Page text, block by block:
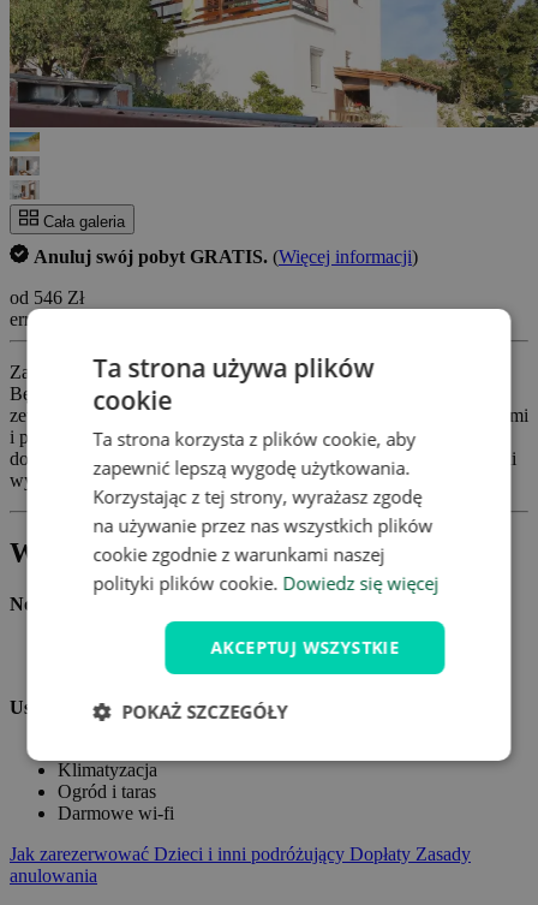
Cała galeria
Anuluj swój pobyt GRATIS. (Więcej informacji)
od 546 Zł
errors_loading_failed
Zapraszamy na przyjemne wakacje w apartamentach Bačić.
Będziesz zaledwie kilka kroków od plaży, a dzięki ogrodowi i
zewnętrznemu tarasowi możesz cieszyć się imponującymi widokami
i piękną otaczającą przyrodą do syta. Klimatyzacja pozwoli Ci
dobrze się wyspać, a do Twojej dyspozycji będzie również w pełni
wyposażona kuchnia.
W cenie oferty
Noclegi:
Zakwaterowanie dla trzech osób w apartamencie w Bačić
Usługi:
Klimatyzacja
Ogród i taras
Darmowe wi-fi
Jak zarezerwować Dzieci i inni podróżujący Dopłaty Zasady
anulowania
Ta strona używa plików
cookie
Ta strona korzysta z plików cookie, aby
zapewnić lepszą wygodę użytkowania.
Korzystając z tej strony, wyrażasz zgodę
na używanie przez nas wszystkich plików
cookie zgodnie z warunkami naszej
polityki plików cookie. Dowiedz się więcej
AKCEPTUJ WSZYSTKIE
POKAŻ SZCZEGÓŁY